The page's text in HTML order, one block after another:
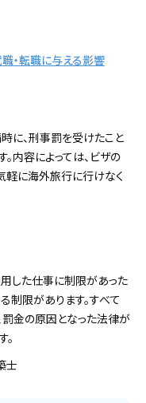
・転職に与える影響
に、刑事罰を受けたこと
内容によっては、ビザの
軽に海外旅行に行けなく
した仕事に制限があった
制限があります。すべて
金の原因となった法律が
士